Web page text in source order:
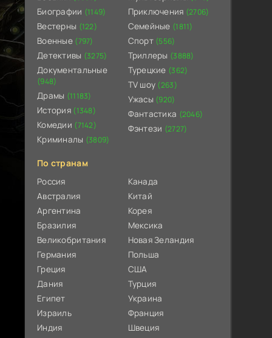
Биографии (1149)
Вестерны (122)
Военные (797)
Детективы (3275)
Документальные
(948)
Драмы (11183)
История (1348)
Комедии (7142)
Криминалы (3809)
Приключения (2706)
Семейные (1811)
Спорт (556)
Триллеры (3888)
Турецкие (362)
TV шоу (263)
Ужасы (920)
Фантастика (2046)
Фэнтези (2727)
По странам
Россия
Австралия
Аргентина
Бразилия
Великобритания
Германия
Греция
Дания
Египет
Израиль
Индия
Канада
Китай
Корея
Мексика
Новая Зеландия
Польша
США
Турция
Украина
Франция
Швеция